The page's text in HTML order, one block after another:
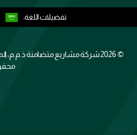
تفضيلات اللغة:
2026 ©شركة مشاريع متضامنة ذ.م.م،